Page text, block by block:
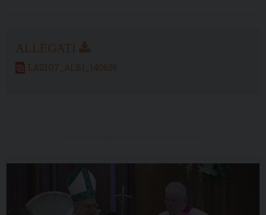
LAZIO7_ALB1_140626